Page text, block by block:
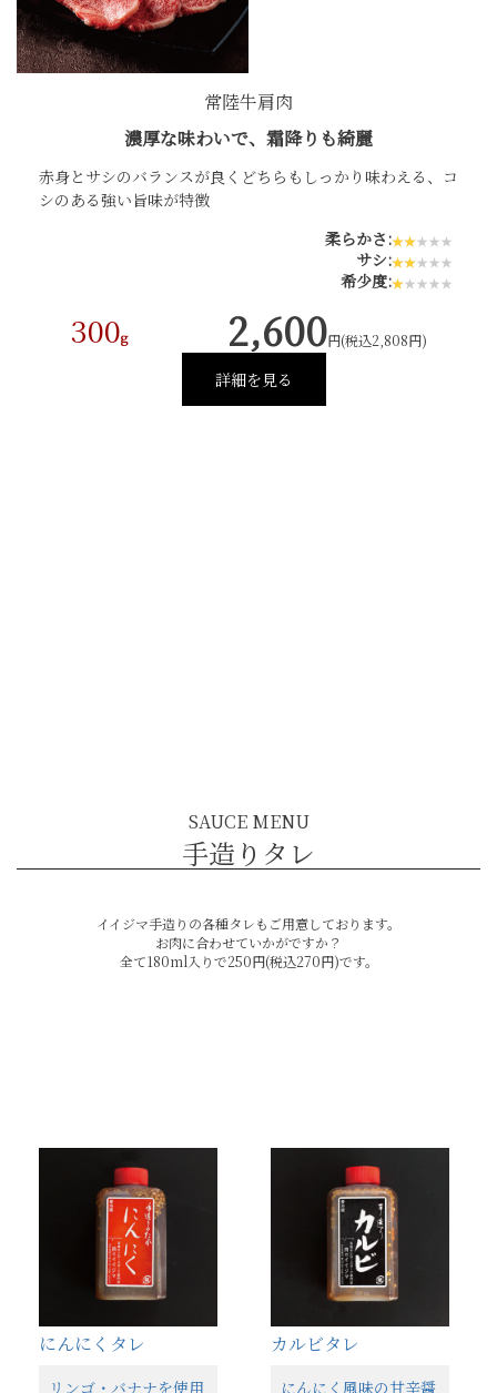
常陸牛肩肉
濃厚な味わいで、霜降りも綺麗
赤身とサシのバランスが良くどちらもしっかり味わえる、コ
シのある強い旨味が特徴
柔らかさ:
サシ:
希少度:
300g 2,600円(税込2,808円)
詳細を見る
SAUCE MENU
手造りタレ
イイジマ手造りの各種タレもご用意しております。
お肉に合わせていかがですか？
全て180ml入りで250円(税込270円)です。
にんにくタレ
リンゴ・バナナを使用
カルビタレ
にんにく風味の甘辛醤